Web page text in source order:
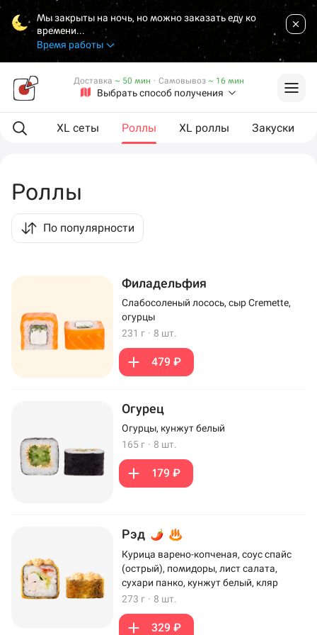
Мы закрыты на ночь, но можно заказать еду ко
времени...
Время работы
Выбрать способ получения
Доставка ~ 50 мин · Самовывоз ~ 16 мин
еда XL сеты Роллы XL роллы Закуски
Роллы
По популярности
Филадельфия
Слабосоленый лосось, сыр Cremette,
огурцы
231 г · 8 шт.
479 ₽
Огурец
Огурцы, кунжут белый
165 г · 8 шт.
179 ₽
Рэд
Курица варено-копченая, соус спайс
(острый), помидоры, лист салата,
сухари панко, кунжут белый, кляр
273 г · 8 шт.
329 ₽